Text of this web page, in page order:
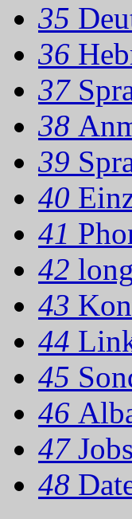
35
36
37
38
39
40
41
42
43
44
45
46
47 Jobs
48